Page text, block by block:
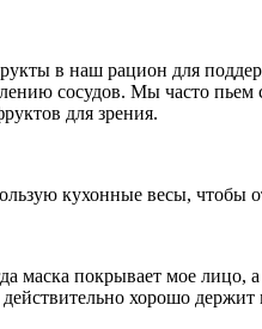
в наш рацион для
сосудов. Мы часто
для зрения.
кухонные весы, чтобы
маска покрывает мое лицо,
хорошо